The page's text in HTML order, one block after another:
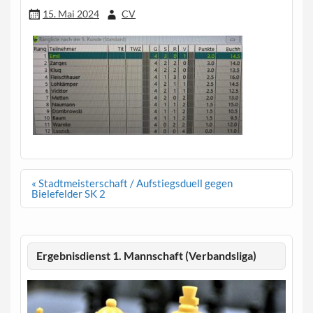
15. Mai 2024 CV
Beitragsnavigation
« Stadtmeisterschaft / Aufstiegsduell gegen
Bielefelder SK 2
Ergebnisdienst 1. Mannschaft (Verbandsliga)